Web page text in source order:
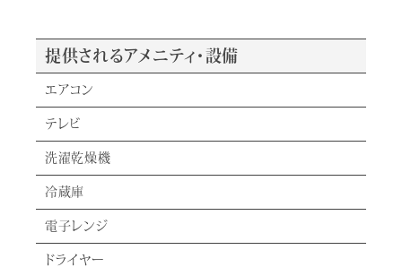
提供されるアメニティ・設備
エアコン
テレビ
洗濯乾燥機
冷蔵庫
電子レンジ
ドライヤー